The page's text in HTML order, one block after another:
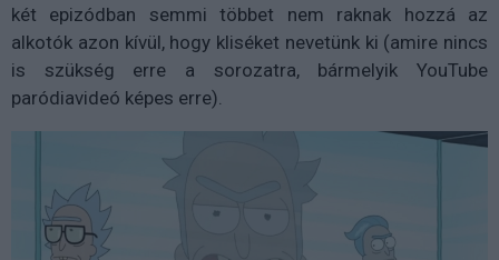
két epizódban semmi többet nem raknak hozzá az
alkotók azon kívül, hogy kliséket nevetünk ki (amire nincs
is szükség erre a sorozatra, bármelyik YouTube
paródiavideó képes erre).